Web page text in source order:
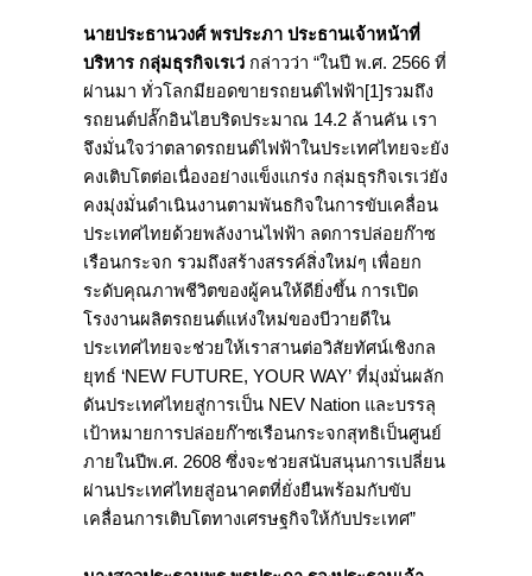
นายประธานวงศ์ พรประภา ประธานเจ้าหน้าที่
บริหาร กลุ่มธุรกิจเรเว่ กล่าวว่า “ในปี พ.ศ. 2566 ที่
ผ่านมา ทั่วโลกมียอดขายรถยนต์ไฟฟ้า[1]รวมถึง
รถยนต์ปลั๊กอินไฮบริดประมาณ 14.2 ล้านคัน เรา
จึงมั่นใจว่าตลาดรถยนต์ไฟฟ้าในประเทศไทยจะยัง
คงเติบโตต่อเนื่องอย่างแข็งแกร่ง กลุ่มธุรกิจเรเว่ยัง
คงมุ่งมั่นดำเนินงานตามพันธกิจในการขับเคลื่อน
ประเทศไทยด้วยพลังงานไฟฟ้า ลดการปล่อยก๊าซ
เรือนกระจก รวมถึงสร้างสรรค์สิ่งใหม่ๆ เพื่อยก
ระดับคุณภาพชีวิตของผู้คนให้ดียิ่งขึ้น การเปิด
โรงงานผลิตรถยนต์แห่งใหม่ของบีวายดีใน
ประเทศไทยจะช่วยให้เราสานต่อวิสัยทัศน์เชิงกล
ยุทธ์ ‘NEW FUTURE, YOUR WAY’ ที่มุ่งมั่นผลัก
ดันประเทศไทยสู่การเป็น NEV Nation และบรรลุ
เป้าหมายการปล่อยก๊าซเรือนกระจกสุทธิเป็นศูนย์
ภายในปีพ.ศ. 2608 ซึ่งจะช่วยสนับสนุนการเปลี่ยน
ผ่านประเทศไทยสู่อนาคตที่ยั่งยืนพร้อมกับขับ
เคลื่อนการเติบโตทางเศรษฐกิจให้กับประเทศ”